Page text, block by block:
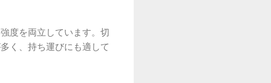
度を両立しています。切
く、持ち運びにも適して